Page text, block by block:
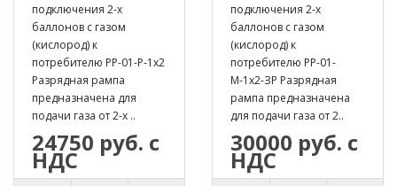
подключения 2-х
баллонов с газом
(кислород) к
потребителю РР-01-Р-1х2
Разрядная рампа
предназначена для
подачи газа от 2-х ..
24750 руб. с
НДС
подключения 2-х
баллонов с газом
(кислород) к
потребителю РР-01-
М-1х2-ЗР Разрядная
рампа предназначена
для подачи газа от 2..
30000 руб. с
НДС